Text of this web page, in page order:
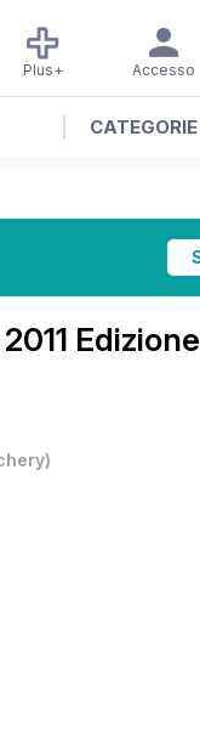
Accesso
Plus+
CATEGORIE
Edizione
)